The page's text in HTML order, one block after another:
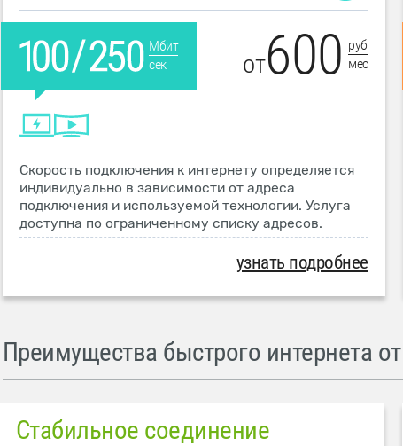
Мбит
сек
от600 руб
мес
Скорость подключения к интернету определяется
индивидуально в зависимости от адреса
подключения и используемой технологии. Услуга
доступна по ограниченному списку адресов.
узнать подробнее
Преимущества быстрого интернета
Стабильное соединение